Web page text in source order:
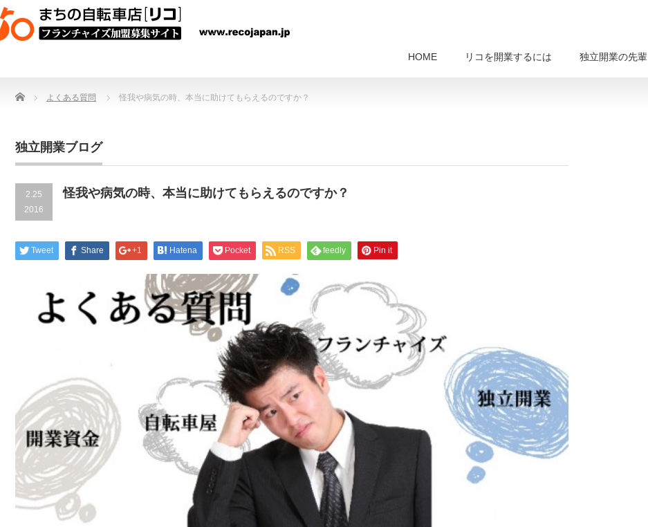
HOME リコを開業するには 独立開業の先輩
Home よくある質問 怪我や病気の時、本当に助けてもらえるのですか？
独立開業ブログ
2.25
2016
怪我や病気の時、本当に助けてもらえるのですか？
Tweet Share +1 Hatena Pocket RSS feedly Pin it